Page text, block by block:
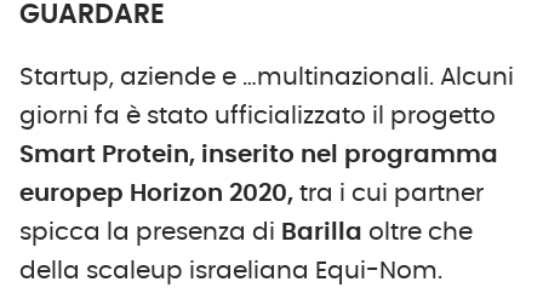
GUARDARE
Startup, aziende e …multinazionali. Alcuni
giorni fa è stato ufficializzato il progetto
Smart Protein, inserito nel programma
europep Horizon 2020, tra i cui partner
spicca la presenza di Barilla oltre che
della scaleup israeliana Equi-Nom.